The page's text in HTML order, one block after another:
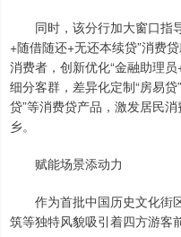
同时，该分行加大窗口指
+随借随还+无还本续贷”消费
消费者，创新优化“金融助理
细分客群，差异化定制“房易贷
贷”等消费贷产品，激发居民
乡。
赋能场景添动力
作为首批中国历史文化街
筑等独特风貌吸引着四方游客